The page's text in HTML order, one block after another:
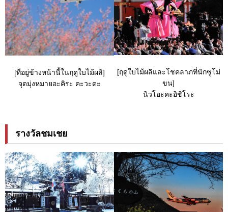
[ที่อยู่ข้างหน้านี้ในฤดูใบไม้ผลิ]
จุดมุ่งหมายอะคิระ คะวะดะ
[ฤดูใบไม้ผลิและโชคลาภที่นักซูโม่
ขน]
นิวโอะคะอิชิโระ
รางวัลชมเชย